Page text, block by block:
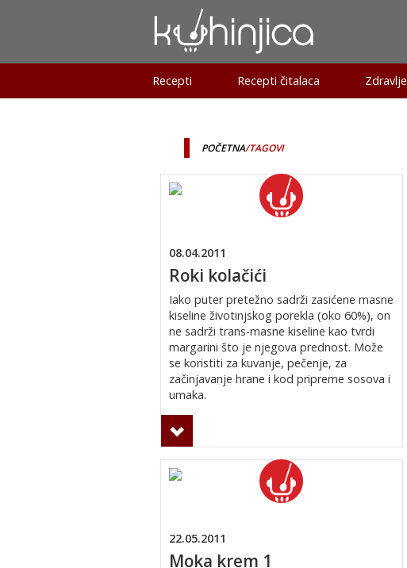
Recepti Recepti čitalaca Zdravlje
POČETNA/TAGOVI
08.04.2011
Roki kolačići
Iako puter pretežno sadrži zasićene masne
kiseline životinjskog porekla (oko 60%), on
ne sadrži trans-masne kiseline kao tvrdi
margarini što je njegova prednost. Može
se koristiti za kuvanje, pečenje, za
začinjavanje hrane i kod pripreme sosova i
umaka.
22.05.2011
Moka krem 1